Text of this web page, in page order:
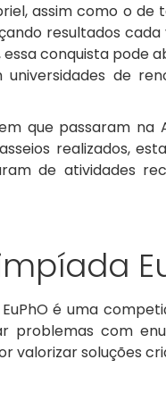
assim como o
resultados
conquista pode
de
que passaram na
realizados,
de atividades
EuPhO é uma
problemas com
valorizar soluções